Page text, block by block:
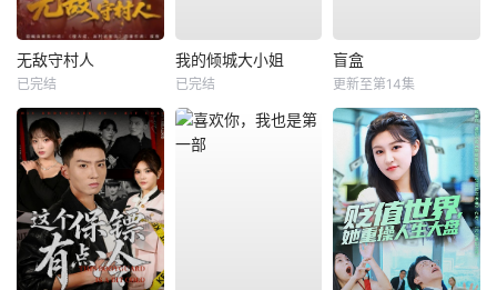
无敌守村人
已完结
我的倾城大小姐
已完结
盲盒
更新至第14集